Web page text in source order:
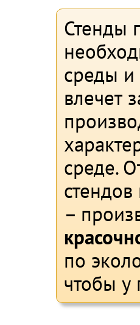
Стенды
среды и
влечет
среде.
–
по
чтобы у